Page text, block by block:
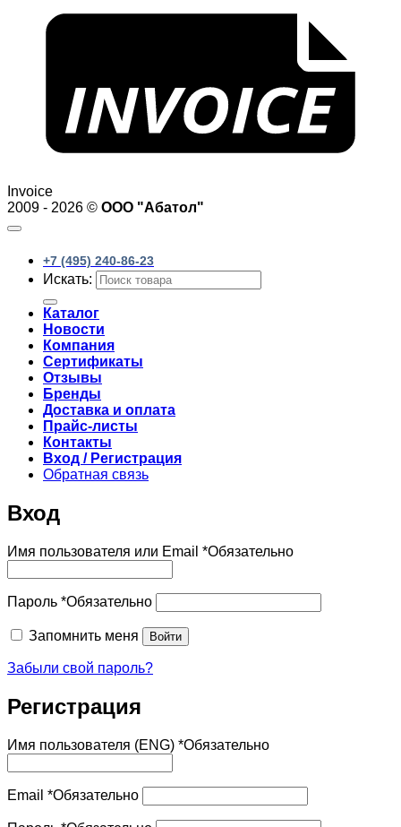
Invoice
2009 - 2026 © ООО "Абатол"
+7 (495) 240-86-23
Искать:
Каталог
Новости
Компания
Сертификаты
Отзывы
Бренды
Доставка и оплата
Прайс-листы
Контакты
Вход / Регистрация
Обратная связь
Вход
Имя пользователя или Email *Обязательно
Пароль *Обязательно
Запомнить меня Войти
Забыли свой пароль?
Регистрация
Имя пользователя (ENG) *Обязательно
Email *Обязательно